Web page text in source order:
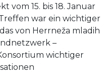
vom 15. bis 18. Januar
war ein wichtiger
von Herrneža mladih
–
wichtiger